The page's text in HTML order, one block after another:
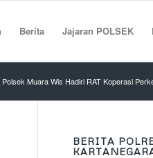
Berita Jajaran POLSEK
Polsek Muara Wis Hadiri RAT Koperasi
BERITA